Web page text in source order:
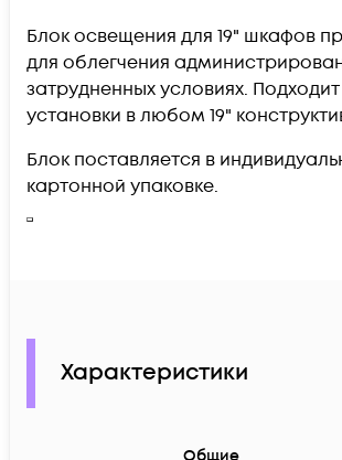
Блок освещения для 19" шкафов
для облегчения
затрудненных условиях.
установки в любом 19"
Блок поставляется в
картонной упаковке.
Характеристики